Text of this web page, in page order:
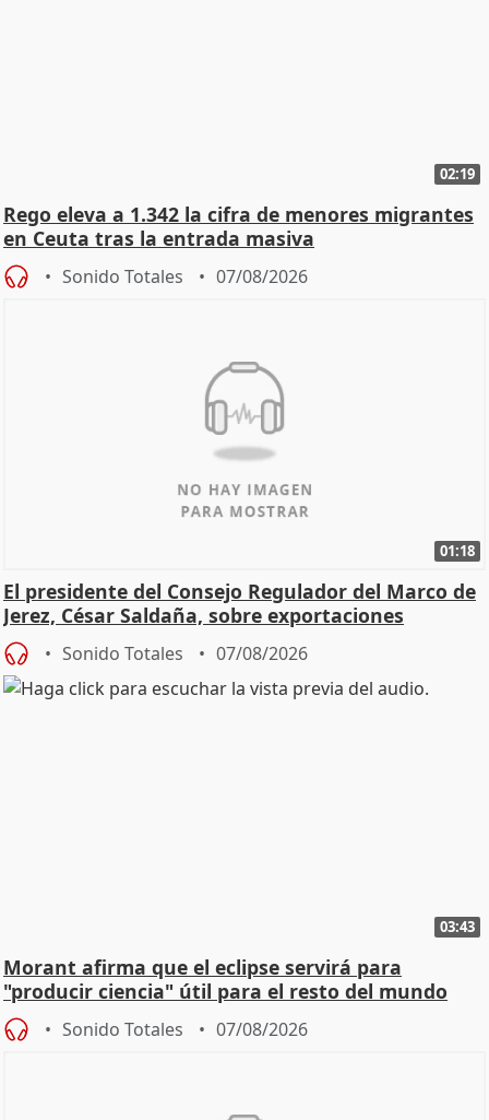
02:19
Rego eleva a 1.342 la cifra de menores migrantes
en Ceuta tras la entrada masiva
Sonido Totales 07/08/2026
01:18
El presidente del Consejo Regulador del Marco de
Jerez, César Saldaña, sobre exportaciones
Sonido Totales 07/08/2026
03:43
Morant afirma que el eclipse servirá para
"producir ciencia" útil para el resto del mundo
Sonido Totales 07/08/2026